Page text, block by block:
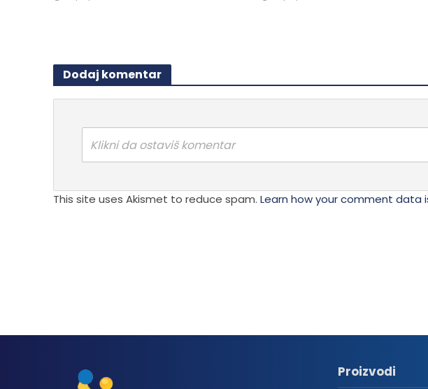
Dodaj komentar
Klikni da ostaviš komentar
This site uses Akismet to reduce spam. Learn how your comment data
Proizvodi